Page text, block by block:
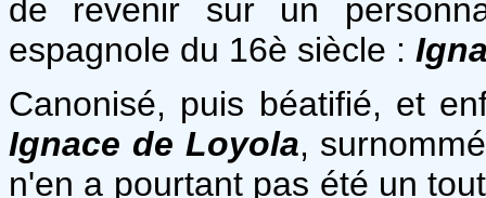
de revenir sur un
espagnole du 16è siècle :
Canonisé, puis béatifié, et
Ignace de Loyola,
n'en a pourtant pas été un